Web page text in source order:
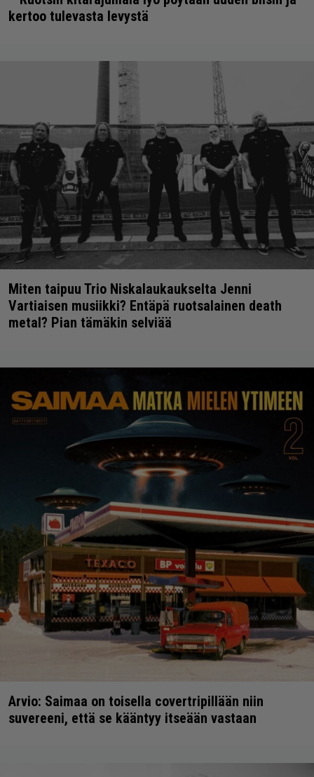
kertoo tulevasta levystä
Miten taipuu Trio Niskalaukaukselta Jenni
Vartiaisen musiikki? Entäpä ruotsalainen death
metal? Pian tämäkin selviää
Arvio: Saimaa on toisella covertripillään niin
suvereeni, että se kääntyy itseään vastaan